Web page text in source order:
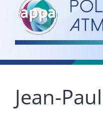
Jean-Paul